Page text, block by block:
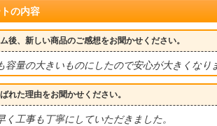
の内容
後、新しい商品のご感想をお聞かせください。
容量の大きいものにしたので安心が大きくなり
れた理由をお聞かせください。
く工事も丁寧にしていただきました。